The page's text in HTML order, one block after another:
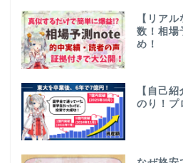
【リア
数！相場
め！
【自己
のり！プ